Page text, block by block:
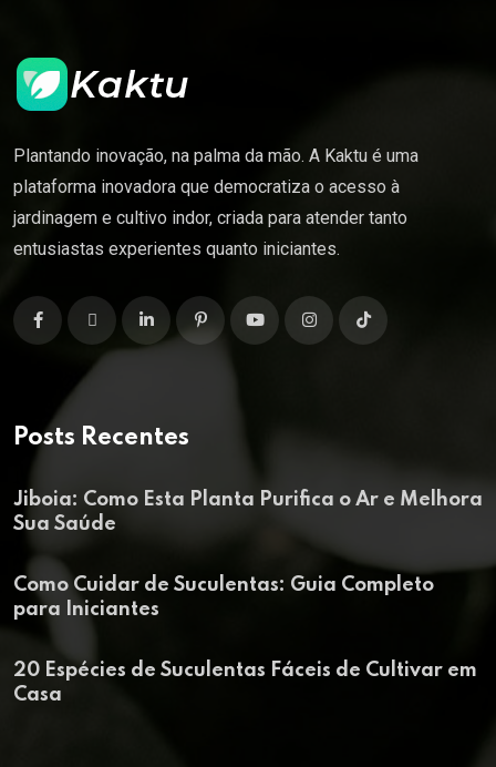
Plantando inovação, na palma da mão. A Kaktu é uma
plataforma inovadora que democratiza o acesso à
jardinagem e cultivo indor, criada para atender tanto
entusiastas experientes quanto iniciantes.
Posts Recentes
Jiboia: Como Esta Planta Purifica o Ar e Melhora
Sua Saúde
Como Cuidar de Suculentas: Guia Completo
para Iniciantes
20 Espécies de Suculentas Fáceis de Cultivar em
Casa